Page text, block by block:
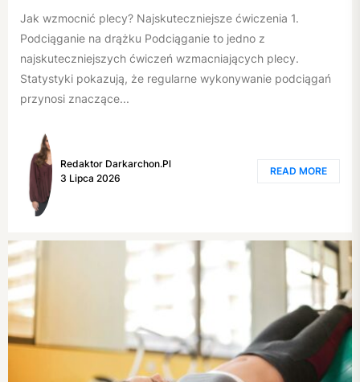
Jak wzmocnić plecy? Najskuteczniejsze ćwiczenia 1.
Podciąganie na drążku Podciąganie to jedno z
najskuteczniejszych ćwiczeń wzmacniających plecy.
Statystyki pokazują, że regularne wykonywanie podciągań
przynosi znaczące...
Redaktor Darkarchon.pl
3 Lipca 2026
READ MORE